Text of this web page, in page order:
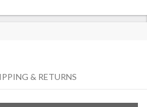
& RETURNS